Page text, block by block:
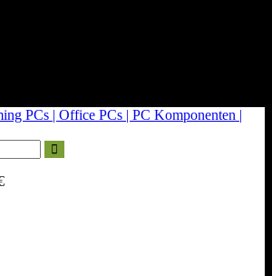
PCs | Office PCs | PC Komponenten |